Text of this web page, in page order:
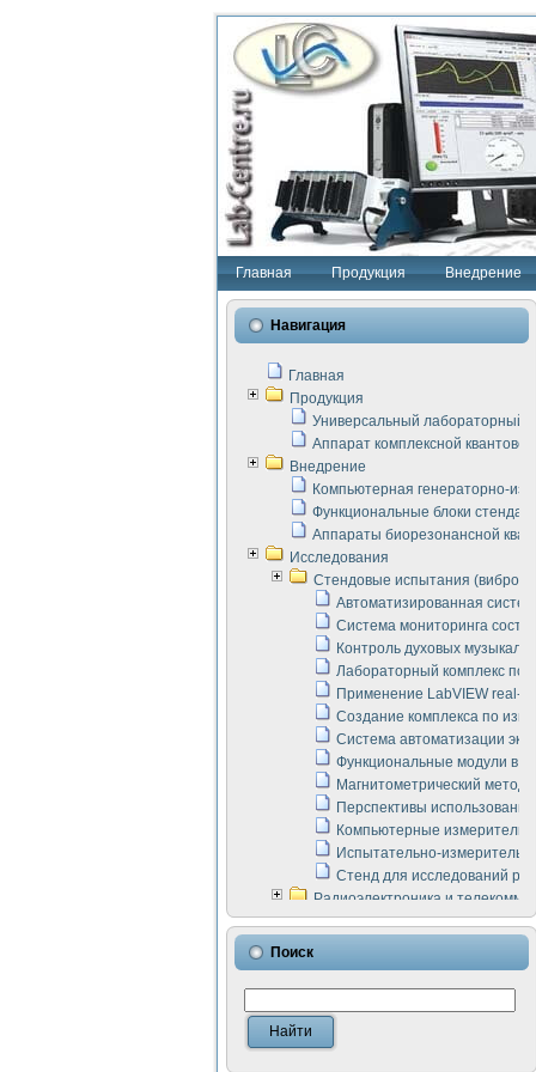
Главная Продукция Внедрение
Навигация
Главная
Продукция
Универсальный лабораторный
Аппарат комплексной
Внедрение
Компьютерная генераторно-
Функциональные блоки стенда
Аппараты биорезонансной
Исследования
Стендовые испытания
Автоматизированная
Система мониторинга
Контроль духовых
Лабораторный комплекс по
Применение LabVIEW real-
Создание комплекса по
Система автоматизации
Функциональные модули в
Магнитометрический метод
Перспективы
Компьютерные
Испытательно-
Стенд для исследований
Радиоэлектроника и
LabVIEW в расчетах
Аппаратно-программный
Виртуальный лабораторный
Измерение шумовых
Измерительный
Инструменты для
Инструменты для
Поиск